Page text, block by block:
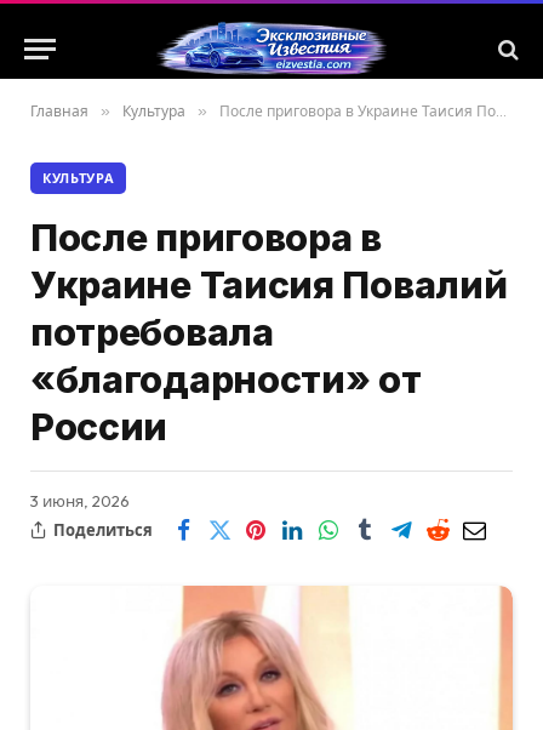
Главная » Культура » После приговора в Украине Таисия Повалий потребовала «благодарности» от России
КУЛЬТУРА
После приговора в
Украине Таисия Повалий
потребовала
«благодарности» от
России
3 июня, 2026
Поделиться